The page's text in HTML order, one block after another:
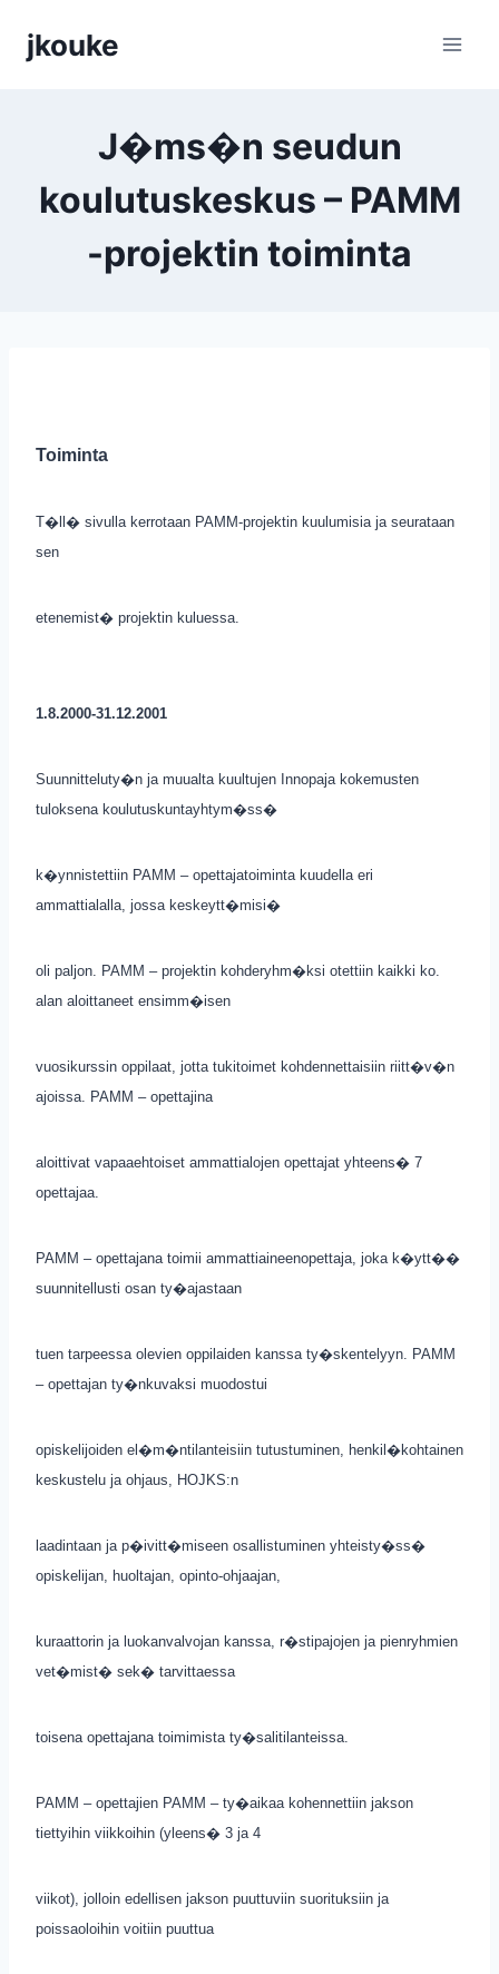
sisältöön
jkouke
J�ms�n seudun
koulutuskeskus – PAMM
-projektin toiminta
Toiminta
T�ll� sivulla kerrotaan PAMM-projektin kuulumisia ja seurataan
sen
etenemist� projektin kuluessa.
1.8.2000-31.12.2001
Suunnitteluty�n ja muualta kuultujen Innopaja kokemusten
tuloksena koulutuskuntayhtym�ss�
k�ynnistettiin PAMM – opettajatoiminta kuudella eri
ammattialalla, jossa keskeytt�misi�
oli paljon. PAMM – projektin kohderyhm�ksi otettiin kaikki ko.
alan aloittaneet ensimm�isen
vuosikurssin oppilaat, jotta tukitoimet kohdennettaisiin riitt�v�n
ajoissa. PAMM – opettajina
aloittivat vapaaehtoiset ammattialojen opettajat yhteens� 7
opettajaa.
PAMM – opettajana toimii ammattiaineenopettaja, joka k�ytt��
suunnitellusti osan ty�ajastaan
tuen tarpeessa olevien oppilaiden kanssa ty�skentelyyn. PAMM
– opettajan ty�nkuvaksi muodostui
opiskelijoiden el�m�ntilanteisiin tutustuminen, henkil�kohtainen
keskustelu ja ohjaus, HOJKS:n
laadintaan ja p�ivitt�miseen osallistuminen yhteisty�ss�
opiskelijan, huoltajan, opinto-ohjaajan,
kuraattorin ja luokanvalvojan kanssa, r�stipajojen ja pienryhmien
vet�mist� sek� tarvittaessa
toisena opettajana toimimista ty�salitilanteissa.
PAMM – opettajien PAMM – ty�aikaa kohennettiin jakson
tiettyihin viikkoihin (yleens� 3 ja 4
viikot), jolloin edellisen jakson puuttuviin suorituksiin ja
poissaoloihin voitiin puuttua